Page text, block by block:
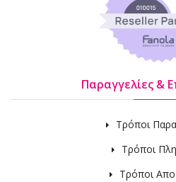
Παραγγελίες &
Τρόποι
Τρόποι
Τρόποι